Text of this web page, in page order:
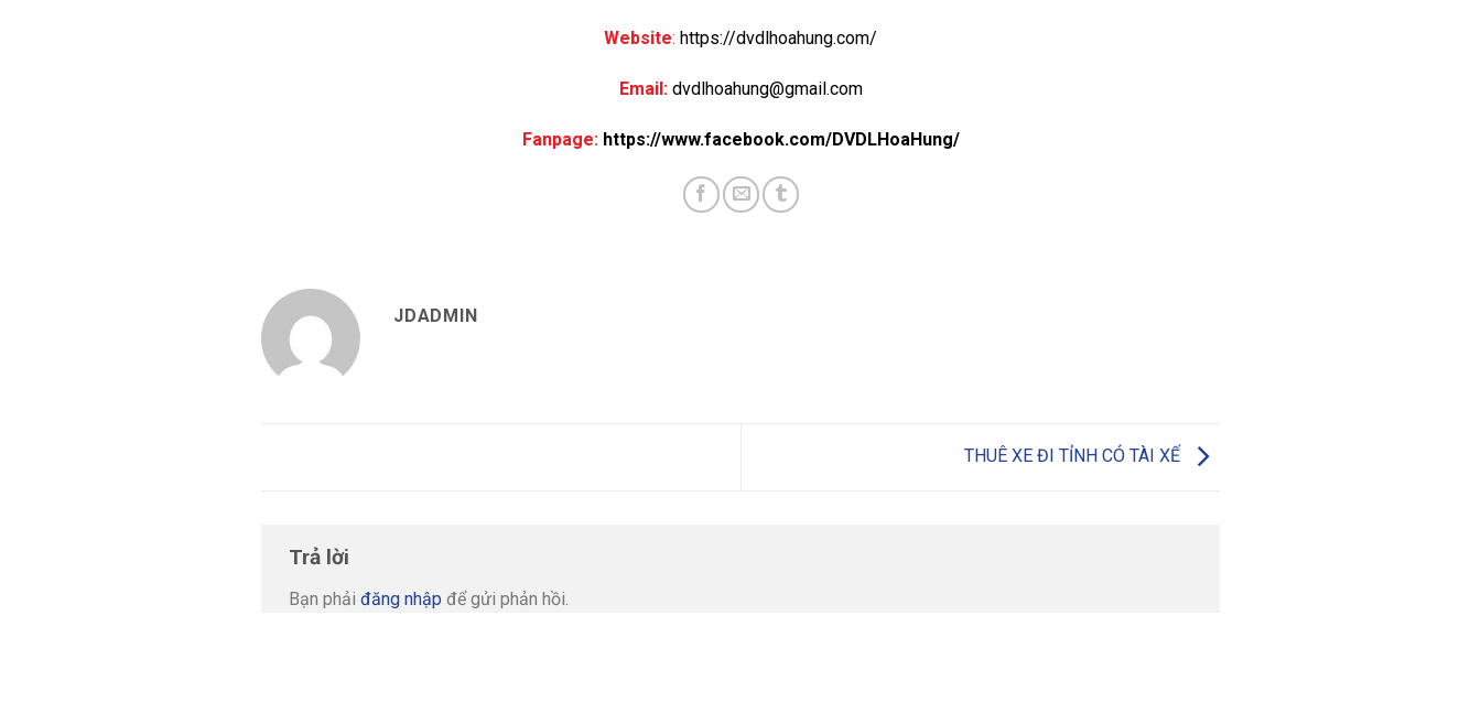
Website: https://dvdlhoahung.com/
Email: dvdlhoahung@gmail.com
Fanpage: https://www.facebook.com/DVDLHoaHung/
JDADMIN
THUÊ XE ĐI TỈNH CÓ TÀI XẾ
Trả lời
Bạn phải đăng nhập để gửi phản hồi.